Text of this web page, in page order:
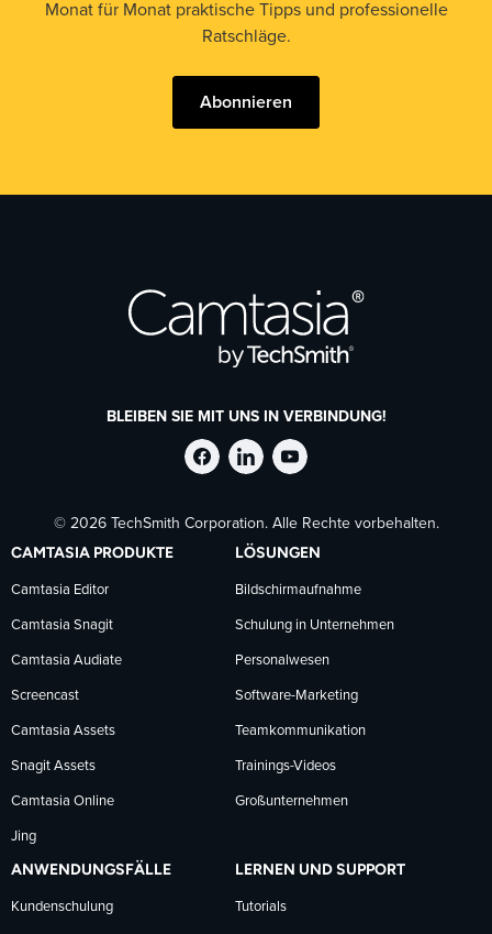
Monat für Monat praktische Tipps und professionelle
Ratschläge.
Abonnieren
BLEIBEN SIE MIT UNS IN VERBINDUNG!
TechSmith
auf
Facebook
folgen
TechSmith
auf
LinkedIn
folgen
TechSmith
auf
YouTube
folgen
© 2026 TechSmith Corporation. Alle Rechte vorbehalten.
CAMTASIA PRODUKTE
Camtasia Editor
Camtasia Snagit
Camtasia Audiate
Screencast
Camtasia Assets
Snagit Assets
Camtasia Online
Jing
LÖSUNGEN
Bildschirmaufnahme
Schulung in Unternehmen
Personalwesen
Software-Marketing
Teamkommunikation
Trainings-Videos
Großunternehmen
ANWENDUNGSFÄLLE
Kundenschulung
LERNEN UND SUPPORT
Tutorials